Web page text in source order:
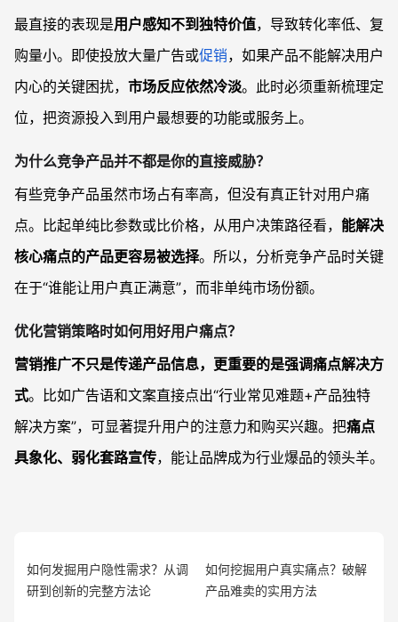
最直接的表现是用户感知不到独特价值，导致转化率低、复
购量小。即使投放大量广告或促销，如果产品不能解决用户
内心的关键困扰， 市场反应依然冷淡。此时必须重新梳理定
位，把资源投入到用户最想要的功能或服务上。
为什么竞争产品并不都是你的直接威胁？
有些竞争产品虽然市场占有率高，但没有真正针对用户痛
点。比起单纯比参数或比价格，从用户决策路径看， 能解决
核心痛点的产品更容易被选择。所以，分析竞争产品时关键
在于“谁能让用户真正满意”，而非单纯市场份额。
优化营销策略时如何用好用户痛点？
营销推广不只是传递产品信息，更重要的是强调痛点解决方
式。比如广告语和文案直接点出“行业常见难题+产品独特
解决方案”，可显著提升用户的注意力和购买兴趣。把痛点
具象化、弱化套路宣传，能让品牌成为行业爆品的领头羊。
如何发掘用户隐性需求？从调
研到创新的完整方法论
如何挖掘用户真实痛点？破解
产品难卖的实用方法